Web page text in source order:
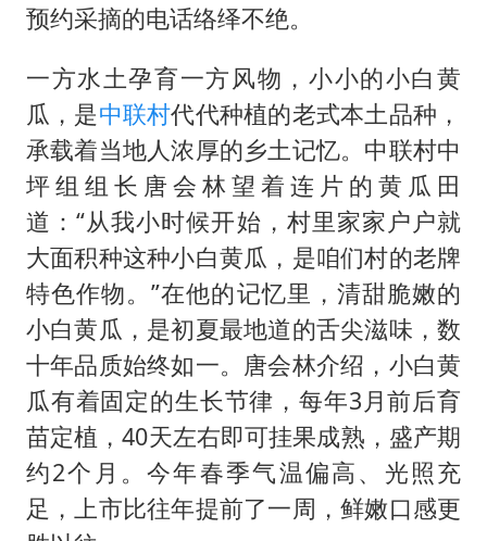
预约采摘的电话络绎不绝。
一方水土孕育一方风物，小小的小白黄
瓜，是中联村代代种植的老式本土品种，
承载着当地人浓厚的乡土记忆。中联村中
坪组组长唐会林望着连片的黄瓜田
道：“从我小时候开始，村里家家户户就
大面积种这种小白黄瓜，是咱们村的老牌
特色作物。”在他的记忆里，清甜脆嫩的
小白黄瓜，是初夏最地道的舌尖滋味，数
十年品质始终如一。唐会林介绍，小白黄
瓜有着固定的生长节律，每年3月前后育
苗定植，40天左右即可挂果成熟，盛产期
约2个月。今年春季气温偏高、光照充
足，上市比往年提前了一周，鲜嫩口感更